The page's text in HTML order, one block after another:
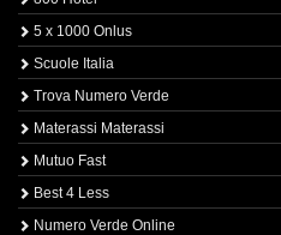
5 x 1000 Onlus
Scuole Italia
Trova Numero Verde
Materassi Materassi
Mutuo Fast
Best 4 Less
Numero Verde Online